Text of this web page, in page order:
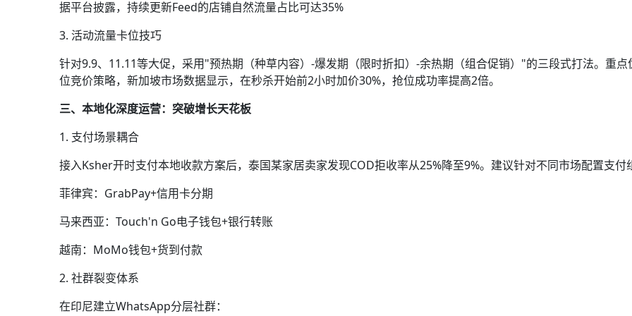
据平台披露，持续更新Feed的店铺自然流量占比可达35%
3. 活动流量卡位技巧
针对9.9、11.11等大促，采用"预热期（种草内容）-爆发期（限时折扣）-余热期（组合促销）"的三段式打法。重点
位竞价策略，新加坡市场数据显示，在秒杀开始前2小时加价30%，抢位成功率提高2倍。
三、本地化深度运营：突破增长天花板
1. 支付场景耦合
接入Ksher开时支付本地收款方案后，泰国某家居卖家发现COD拒收率从25%降至9%。建议针对不同市场配置支付
菲律宾：GrabPay+信用卡分期
马来西亚：Touch'n Go电子钱包+银行转账
越南：MoMo钱包+货到付款
2. 社群裂变体系
在印尼建立WhatsApp分层社群：